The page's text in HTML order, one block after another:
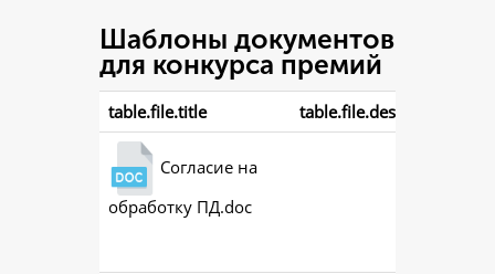
Шаблоны документов
для конкурса премий
table.file.title table.file.description
Согласие на
обработку ПД.doc